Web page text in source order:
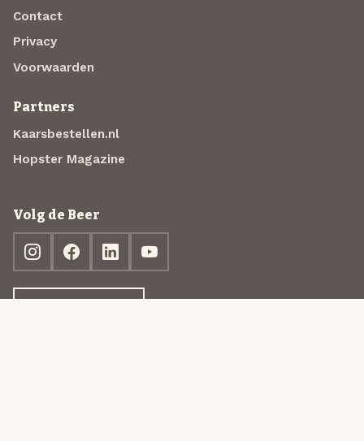
Contact
Privacy
Voorwaarden
Partners
Kaarsbestellen.nl
Hopster Magazine
Volg de Beer